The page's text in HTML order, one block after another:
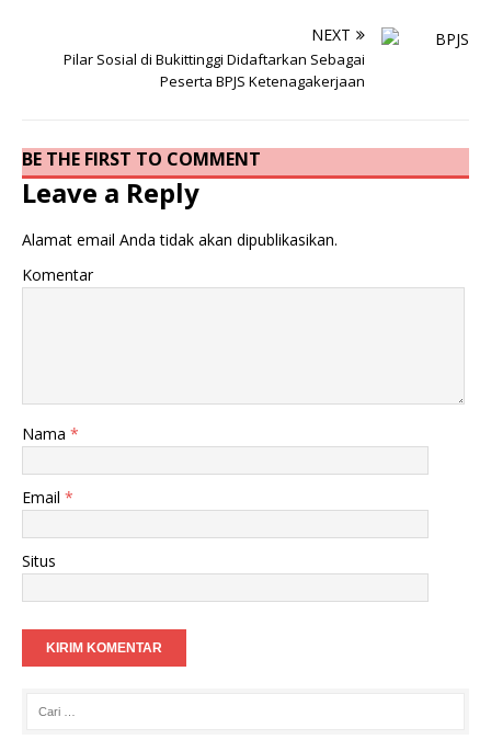
NEXT
Pilar Sosial di Bukittinggi Didaftarkan Sebagai
Peserta BPJS Ketenagakerjaan
BE THE FIRST TO COMMENT
Leave a Reply
Alamat email Anda tidak akan dipublikasikan.
Komentar
Nama *
Email *
Situs